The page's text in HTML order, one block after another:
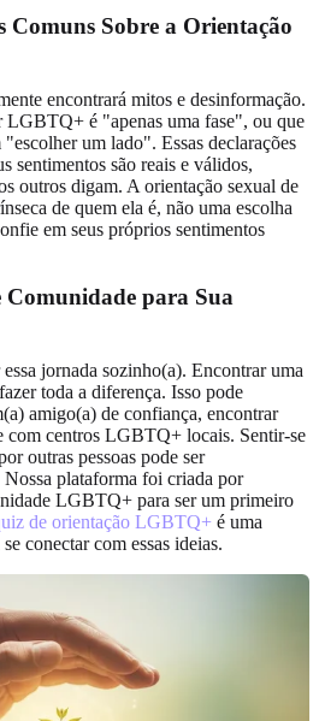
Comuns Sobre a Orientação
encontrará mitos e desinformação.
LGBTQ+ é "apenas uma fase", ou que
"escolher um lado". Essas declarações
sentimentos são reais e válidos,
outros digam. A orientação sexual de
de quem ela é, não uma escolha
em seus próprios sentimentos
para Sua
jornada sozinho(a). Encontrar uma
toda a diferença. Isso pode
amigo(a) de confiança, encontrar
com centros LGBTQ+ locais. Sentir-se
outras pessoas pode ser
plataforma foi criada por
LGBTQ+ para ser um primeiro
de orientação LGBTQ+ é uma
conectar com essas ideias.